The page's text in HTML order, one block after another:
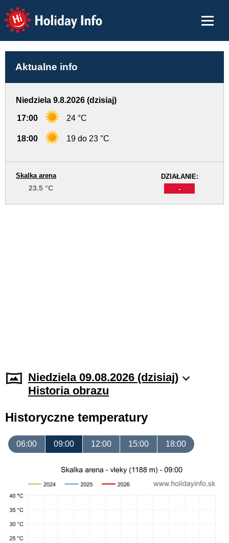
Holiday Info
Aktualne info
Niedziela 9.8.2026 (dzisiaj)
17:00 24 °C
18:00 19 do 23 °C
DZIAŁANIE:
-
Skalka arena
23.5 °C
Niedziela 09.08.2026 (dzisiaj)
Historia obrazu
Historyczne temperatury
06:00 09:00 12:00 15:00 18:00